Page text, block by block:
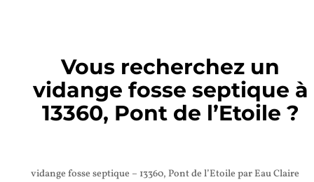
Vous recherchez un
vidange fosse septique à
13360, Pont de l’Etoile ?
vidange fosse septique – 13360, Pont de l’Etoile par Eau Claire